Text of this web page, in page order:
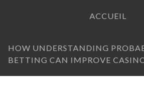
ACCUEIL
HOW UNDERSTANDING
BETTING CAN IMPROVE